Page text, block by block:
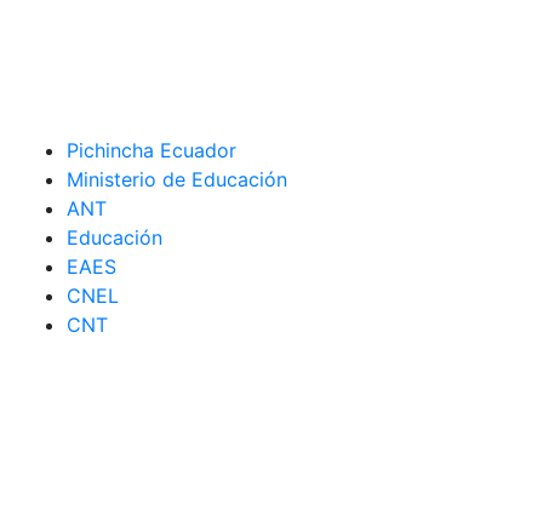
Pichincha Ecuador
Ministerio de Educación
ANT
Educación
EAES
CNEL
CNT